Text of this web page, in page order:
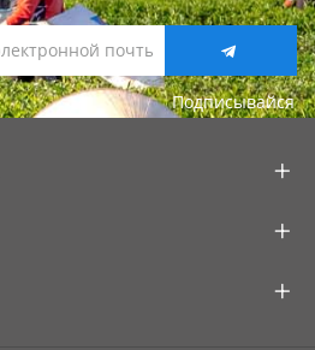
Подписывайся